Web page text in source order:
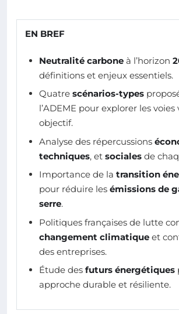
EN BREF
Neutralité carbone à l’horizon
définitions et enjeux essentiels.
Quatre scénarios-types
l’ADEME pour explorer les voies
objectif.
Analyse des répercussions
techniques, et sociales de
Importance de la transition
pour réduire les émissions de
serre.
Politiques françaises de lutte
changement climatique et
des entreprises.
Étude des futurs énergétiques
approche durable et résiliente.